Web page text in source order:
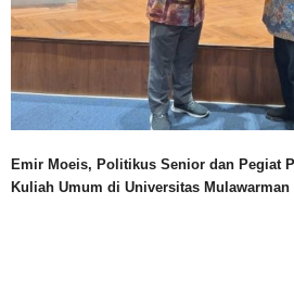
Emir Moeis, Politikus Senior dan Pegiat
Kuliah Umum di Universitas Mulawarman